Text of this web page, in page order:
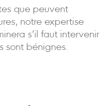
que peuvent
notre expertise
s’il faut intervenir
sont bénignes.